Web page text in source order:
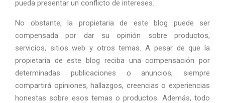
pueda presentar un conflicto de intereses.
No obstante, la propietaria de este blog puede ser
compensada por dar su opinión sobre productos,
servicios, sitios web y otros temas. A pesar de que la
propietaria de este blog reciba una compensación por
determinadas publicaciones o anuncios, siempre
compartirá opiniones, hallazgos, creencias o experiencias
honestas sobre esos temas o productos. Además, todo